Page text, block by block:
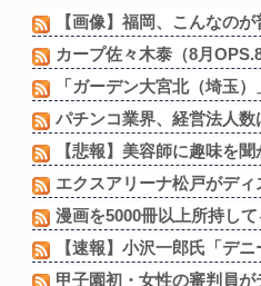
【画像】福岡、こんなの
カープ佐々木泰（8月
「ガーデン大宮北（埼玉
パチンコ業界、経営法人
【悲報】美容師に趣味を
エクスアリーナ松戸がデ
漫画を5000冊以上所持し
【速報】小沢一郎氏「デ
甲子園初・女性の審判員